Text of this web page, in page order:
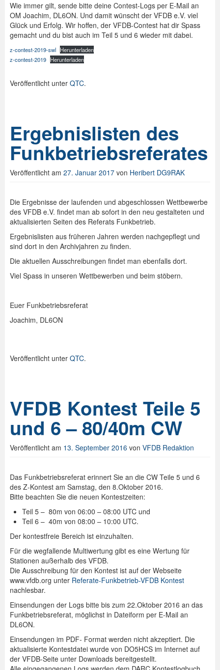
Wie immer gilt, sende bitte deine Contest-Logs per E-Mail an
OM Joachim, DL6ON. Und damit wünscht der VFDB e.V. viel
Glück und Erfolg. Wir hoffen, der VFDB-Contest hat dir Spass
gemacht und du bist auch im Teil 5 und 6 wieder mit dabei.
z-contest-2019-swl Herunterladen
z-contest-2019 Herunterladen
Veröffentlicht unter QTC.
Ergebnislisten des
Funkbetriebsreferates
Veröffentlicht am 27. Januar 2017 von Heribert DG9RAK
Die Ergebnisse der laufenden und abgeschlossen Wettbewerbe
des VFDB e.V. findet man ab sofort in den neu gestalteten und
aktualisierten Seiten des Referats Funkbetrieb.
Ergebnislisten aus früheren Jahren werden nachgepflegt und
sind dort in den Archivjahren zu finden.
Die aktuellen Ausschreibungen findet man ebenfalls dort.
Viel Spass in unseren Wettbewerben und beim stöbern.
Euer Funkbetriebsreferat
Joachim, DL6ON
Veröffentlicht unter QTC.
VFDB Kontest Teile 5
und 6 – 80/40m CW
Veröffentlicht am 13. September 2016 von VFDB Redaktion
Das Funkbetriebsreferat erinnert Sie an die CW Teile 5 und 6
des Z-Kontest am Samstag, den 8.Oktober 2016.
Bitte beachten Sie die neuen Kontestzeiten:
Teil 5 – 80m von 06:00 – 08:00 UTC und
Teil 6 – 40m von 08:00 – 10:00 UTC.
Der kontestfreie Bereich ist einzuhalten.
Für die wegfallende Multiwertung gibt es eine Wertung für
Stationen außerhalb des VFDB.
Die Ausschreibung für den Kontest ist auf der Webseite
www.vfdb.org unter Referate-Funkbetrieb-VFDB Kontest
nachlesbar.
Einsendungen der Logs bitte bis zum 22.Oktober 2016 an das
Funkbetriebsreferat, möglichst in Dateiform per E-Mail an
DL6ON.
Einsendungen im PDF- Format werden nicht akzeptiert. Die
aktualisierte Kontestdatei wurde von DO5HCS im Internet auf
der VFDB-Seite unter Downloads bereitgestellt.